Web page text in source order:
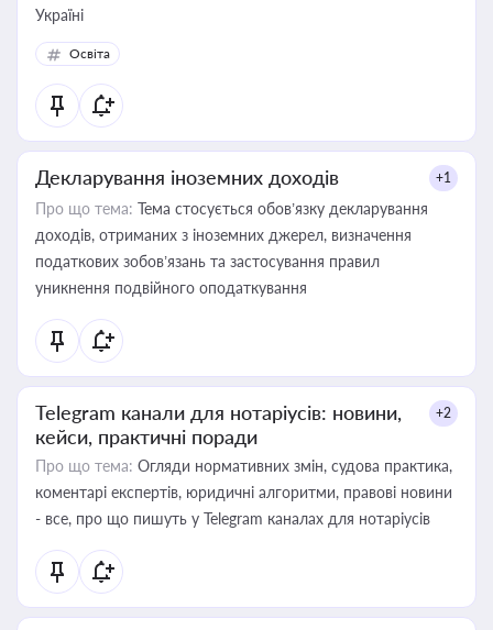
Україні
Освіта
Декларування іноземних доходів +1
Про що тема: Тема стосується обов’язку декларування
доходів, отриманих з іноземних джерел, визначення
податкових зобов’язань та застосування правил
уникнення подвійного оподаткування
Telegram канали для нотаріусів: новини,
кейси, практичні поради
+2
Про що тема: Огляди нормативних змін, судова практика,
коментарі експертів, юридичні алгоритми, правові новини
- все, про що пишуть у Telegram каналах для нотаріусів